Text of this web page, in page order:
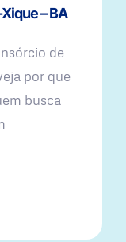
– BA
de
por que
busca